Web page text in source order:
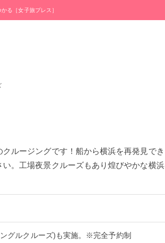
る［女子旅プレス］
ルージングです！船から横浜を再発見でき
。工場夜景クルーズもあり煌びやかな横浜
グルクルーズ)も実施。※完全予約制